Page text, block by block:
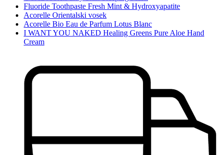
Fluoride Toothpaste Fresh Mint & Hydroxyapatite
Acorelle Orientalski vosek
Acorelle Bio Eau de Parfum Lotus Blanc
I WANT YOU NAKED Healing Greens Pure Aloe Hand
Cream